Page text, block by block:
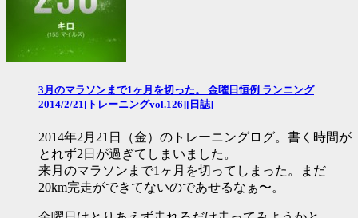
3月のマラソンまで1ヶ月を切った。 金曜日恒例 ランニング
2014/2/21[トレーニングvol.126][日誌]
2014年2月21日（金）のトレーニングログ。書く時間が
とれず2日が過ぎてしまいました。
来月のマラソンまで1ヶ月を切ってしまった。まだ
20km完走ができてないのであせるなぁ〜。